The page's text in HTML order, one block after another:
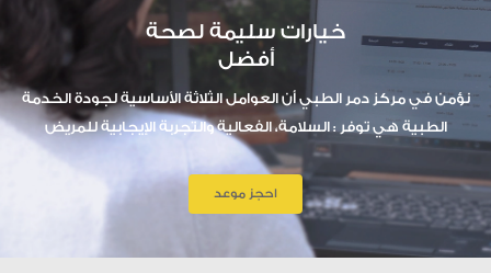
خيارات سليمة لصحة
أفضل
نؤمن في مركز دمر الطبي أن العوامل الثلاثة الأساسية لجودة الخدمة
الطبية هي توفر : السلامة، الفعالية والتجربة الإيجابية للمريض
احجز موعد